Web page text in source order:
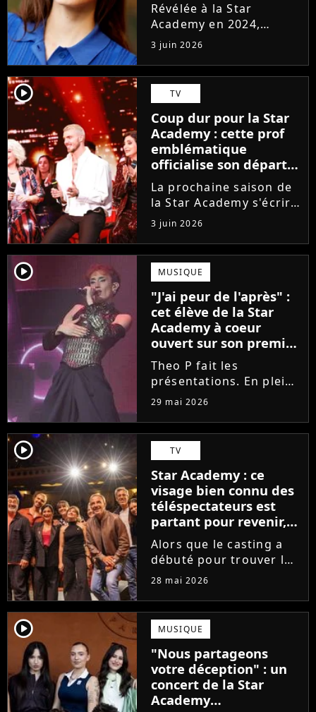
Révélée à la Star
Academy en 2024,
Marguerite officialise
l'arrivée pour l'automne
de son premier album
Guérir. En parallèle, la
chanteuse et
comédienne rejoindra
Laura Felpin, Harpo...
3 juin 2026
player2 TV
Coup dur pour la Star
Academy : cette prof
emblématique
officialise son départ,
"Ça devenait assez
compliqué"
La prochaine saison de
la Star Academy s'écrira
avec une nouvelle
recrue dans ses rangs.
Coach d'expression
scénique de l'émission,
Marlène Schaff ne
rempilera pas à la table
des professeurs...
3 juin 2026
player2 MUSIQUE
"J'ai peur de l'après" :
cet élève de la Star
Academy à coeur
ouvert sur son premier
single intime
Theo P fait les
présentations. En pleine
tournée, l'élève de la
son tout premier single.
Avec Garçon solide, le
chanteur livre une
facette plus fragile de
sa personnalité....
29 mai 2026
player2 TV
Star Academy : ce
visage bien connu des
téléspectateurs est
partant pour revenir,
sauf que la place est
déjà prise
Alors que le casting a
débuté pour trouver les
prochains Pierre
Ambre, une professeure
emblématique de la Star
Academy se positionne
pour enseigner le chant
aux...
28 mai 2026
player2 MUSIQUE
"Nous partageons
votre déception" : un
concert de la Star
Academy